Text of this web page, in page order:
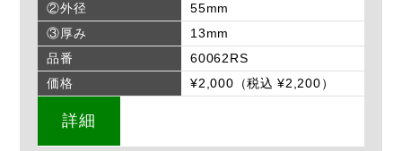
②外径
55mm
③厚み
13mm
品番
60062RS
価格
¥2,000（税込 ¥2,200）
詳細